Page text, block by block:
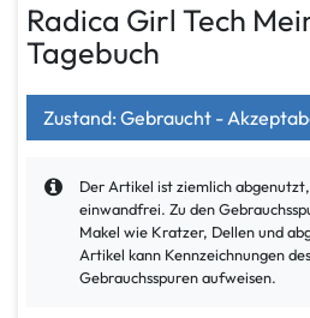
Radica Girl Tech
Tagebuch
Zustand: Gebraucht -
Der Artikel ist ziemlich
einwandfrei. Zu den
Makel wie Kratzer, Dellen und
Artikel kann Kennzeichnungen
Gebrauchsspuren aufweisen.